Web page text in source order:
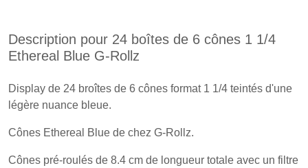
Description pour 24 boîtes de 6 cônes 1 1/4
Ethereal Blue G-Rollz
Display de 24 broîtes de 6 cônes format 1 1/4 teintés d'une
légère nuance bleue.
Cônes Ethereal Blue de chez G-Rollz.
Cônes pré-roulés de 8.4 cm de longueur totale avec un filtre